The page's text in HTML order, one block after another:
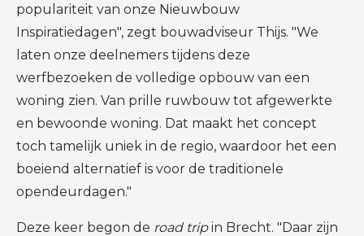
populariteit van onze Nieuwbouw
Inspiratiedagen", zegt bouwadviseur Thijs. "We
laten onze deelnemers tijdens deze
werfbezoeken de volledige opbouw van een
woning zien. Van prille ruwbouw tot afgewerkte
en bewoonde woning. Dat maakt het concept
toch tamelijk uniek in de regio, waardoor het een
boeiend alternatief is voor de traditionele
opendeurdagen."
Deze keer begon de road tripin Brecht. "Daar zijn